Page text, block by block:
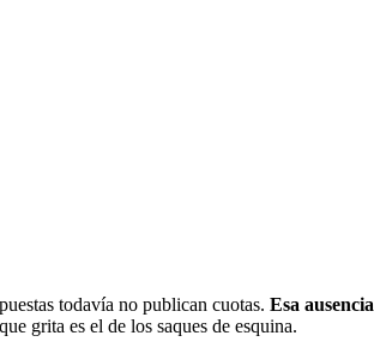
todavía no publican cuotas. Esa
grita es el de los saques de esquina.